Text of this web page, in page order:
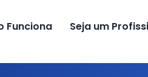
Funciona Seja um